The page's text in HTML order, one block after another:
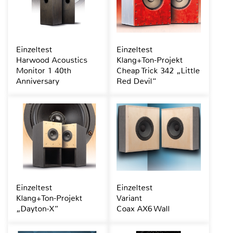
Einzeltest
Harwood Acoustics
Monitor 1 40th
Anniversary
Einzeltest
Klang+Ton-Projekt
Cheap Trick 342 „Little
Red Devil“
Einzeltest
Klang+Ton-Projekt
„Dayton-X“
Einzeltest
Variant
Coax AX6 Wall